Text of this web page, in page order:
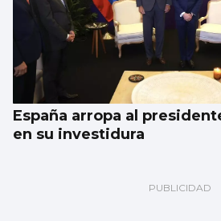
España arropa al
en su investidura